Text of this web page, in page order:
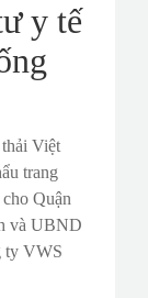
y tế
Việt
trang
Quận
và UBND
ty VWS